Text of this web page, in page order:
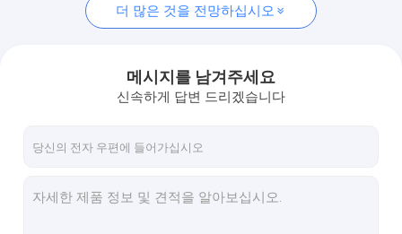
소결 페라이트 자석
주입 주형을 떠서 만드는 마그넷
아철산염 링 마그네트
더 많은 것을 전망하십시오
메시지를 남겨주세요
신속하게 답변 드리겠습니다